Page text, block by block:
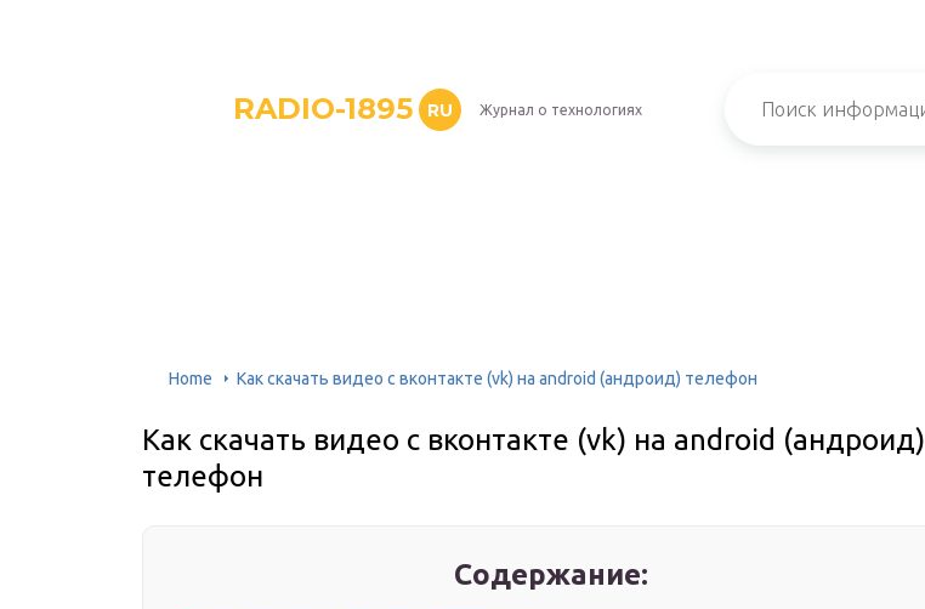
RADIO-1895 RU Журнал о технологиях
Home Как скачать видео с вконтакте (vk) на android (андроид) телефон
Как скачать видео с вконтакте (vk) на android (андроид)
телефон
Содержание: